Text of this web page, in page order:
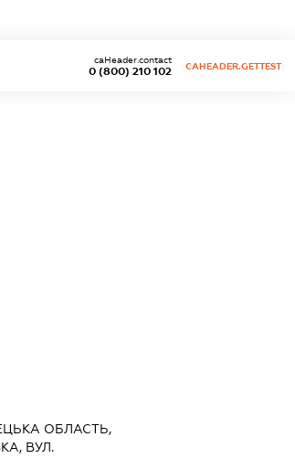
0 (800) 210 102
caHeader.contact
CAHEADER.GETTEST
ОБЛАСТЬ,
ВУЛ.